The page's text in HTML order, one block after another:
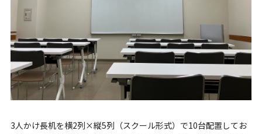
3人かけ長机を横2列×縦5列（スクール形式）で10台配置してお